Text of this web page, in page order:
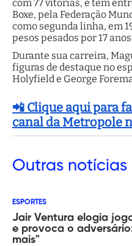
com 77 vitórias, e tem
Boxe, pela Federação
como segunda linha, em
pesos pesados por 17
Durante sua carreira,
figuras de destaque no
Holyfield e George
📲 Clique aqui para
canal da Metropole
Outras notícias
ESPORTES
Jair Ventura elogia
e provoca o
mais"